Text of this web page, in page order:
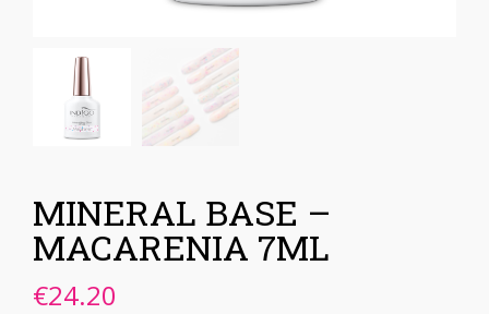
MINERAL BASE –
MACARENIA 7ML
€24.20